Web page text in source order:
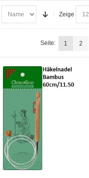
Zeige
Seite: 1 2